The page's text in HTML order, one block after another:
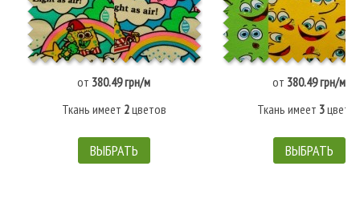
от 380.49 грн/м
Ткань имеет 2цветов
ВЫБРАТЬ
от 380.49 грн/м
Ткань имеет 3
ВЫБРАТЬ